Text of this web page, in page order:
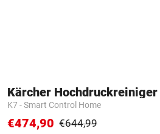
Kärcher Hochdruckreiniger
K7 - Smart Control Home
€474,90 €644,99